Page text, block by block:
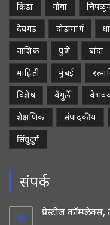
क्रिडा
गोवा
देवगड
दोडामार्ग
नाशिक
पुणे बांदा
माहिती
मुंबई
विशेष
वेंगुर्ले
शैक्षणिक
संपादकीय
सिंधुदुर्ग
संपर्क
प्रेस्टीज